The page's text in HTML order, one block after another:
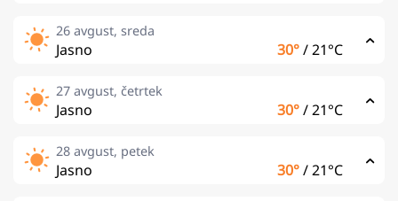
26 avgust, sreda
Jasno 30°/21°C
27 avgust, četrtek
Jasno 30°/21°C
28 avgust, petek
Jasno 30°/21°C